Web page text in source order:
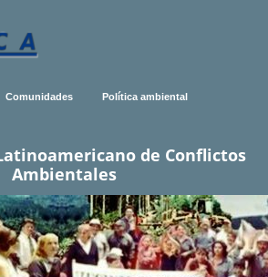
Comunidades Política ambiental
de Conflictos
Ambientales